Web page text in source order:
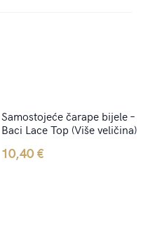
Samostojeće čarape bijele –
Baci Lace Top (Više veličina)
10,40€